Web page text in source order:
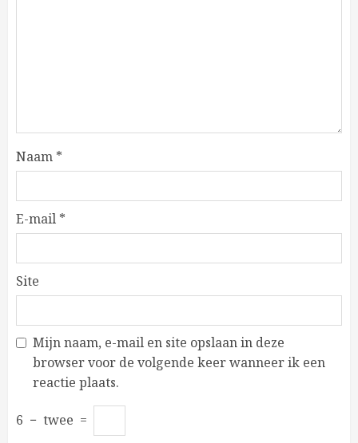
Naam *
E-mail *
Site
Mijn naam, e-mail en site opslaan in deze
browser voor de volgende keer wanneer ik een
reactie plaats.
6 − twee =